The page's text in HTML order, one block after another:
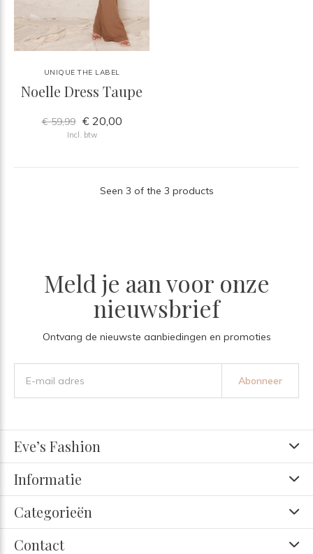
UNIQUE THE LABEL
Noelle Dress Taupe
€ 59,99 € 20,00
Incl. btw
Seen 3 of the 3 products
Meld je aan voor onze
nieuwsbrief
Ontvang de nieuwste aanbiedingen en promoties
Abonneer
Eve’s Fashion
Informatie
Categorieën
Contact